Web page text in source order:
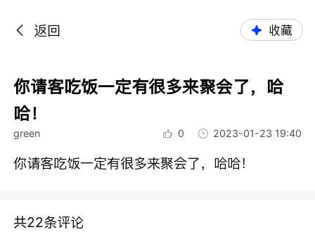
返回 收藏
你请客吃饭一定有很多来聚会了，哈
哈！
green 0 2023-01-23 19:40
你请客吃饭一定有很多来聚会了，哈哈！
共22条评论